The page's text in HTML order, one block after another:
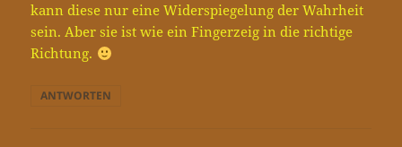
kann diese nur eine Widerspiegelung der Wahrheit
sein. Aber sie ist wie ein Fingerzeig in die richtige
Richtung.
ANTWORTEN